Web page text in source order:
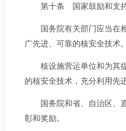
第十条 国家鼓励和支持核
国务院有关部门应当在相
广先进、可靠的核安全技术。
核设施营运单位和为其提
的核安全技术，充分利用先
国务院和省、自治区、直
彰和奖励。